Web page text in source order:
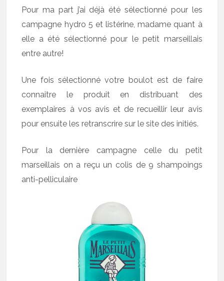
Pour ma part j’ai déjà été sélectionné pour les
campagne hydro 5 et listérine, madame quant à
elle a été sélectionné pour le petit marseillais
entre autre!
Une fois sélectionné votre boulot est de faire
connaitre le produit en distribuant des
exemplaires à vos avis et de recueillir leur avis
pour ensuite les retranscrire sur le site des initiés.
Pour la dernière campagne celle du petit
marseillais on a reçu un colis de 9 shampoings
anti-pelliculaire